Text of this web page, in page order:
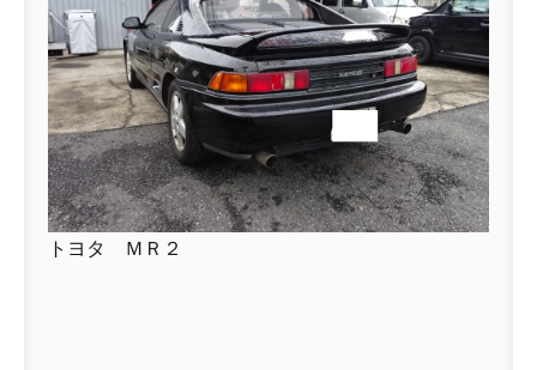
トヨタ ＭＲ２